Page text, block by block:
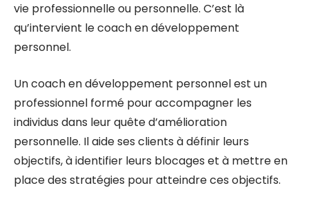
vie professionnelle ou personnelle. C’est là
qu’intervient le coach en développement
personnel.
Un coach en développement personnel est un
professionnel formé pour accompagner les
individus dans leur quête d’amélioration
personnelle. Il aide ses clients à définir leurs
objectifs, à identifier leurs blocages et à mettre en
place des stratégies pour atteindre ces objectifs.